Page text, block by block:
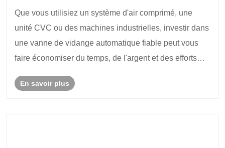
Que vous utilisiez un système d'air comprimé, une
unité CVC ou des machines industrielles, investir dans
une vanne de vidange automatique fiable peut vous
faire économiser du temps, de l'argent et des efforts
systèmes.
En savoir plus